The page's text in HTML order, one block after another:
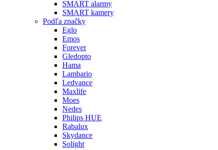
SMART alarmy
SMART kamery
Podľa značky
Eglo
Emos
Forever
Gledopto
Hama
Lambario
Ledvance
Maxlife
Moes
Nedes
Philips HUE
Rabalux
Skydance
Solight